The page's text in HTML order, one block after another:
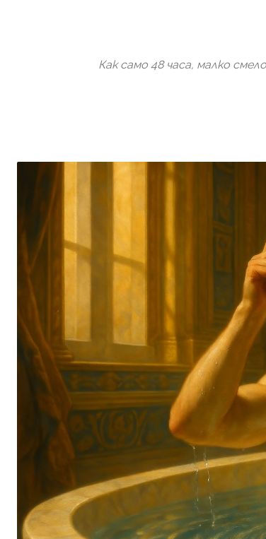
Как само 48 часа, малко